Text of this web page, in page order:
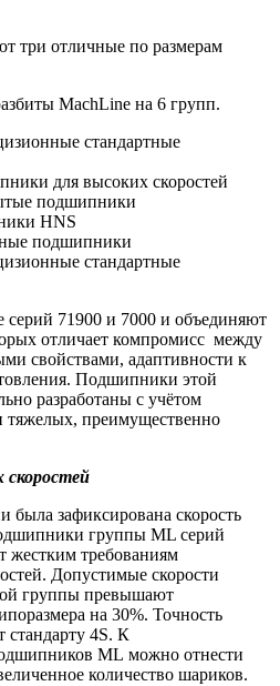
три отличные по размерам
MachLine на 6 групп.
стандартные
для высоких скоростей
подшипники
HNS
подшипники
стандартные
серий 71900 и 7000 и объединяют
отличает компромисс между
свойствами, адаптивности к
Подшипники этой
разработаны с учётом
тяжелых, преимущественно
скоростей
была зафиксирована скорость
группы ML серий
жестким требованиям
Допустимые скорости
группы превышают
на 30%. Точность
стандарту 4S. К
ML можно отнести
количество шариков.